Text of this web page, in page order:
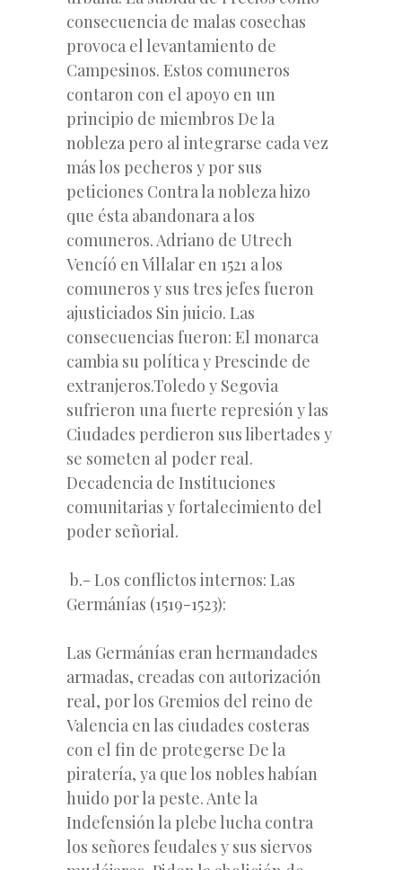
consecuencia de malas cosechas
provoca el levantamiento de
Campesinos. Estos comuneros
contaron con el apoyo en un
principio de miembros De la
nobleza pero al integrarse cada vez
más los pecheros y por sus
peticiones Contra la nobleza hizo
que ésta abandonara a los
comuneros. Adriano de Utrech
Vencíó en Villalar en 1521 a los
comuneros y sus tres jefes fueron
ajusticiados Sin juicio. Las
consecuencias fueron: El monarca
cambia su política y Prescinde de
extranjeros.Toledo y Segovia
sufrieron una fuerte represión y las
Ciudades perdieron sus libertades y
se someten al poder real.
Decadencia de Instituciones
comunitarias y fortalecimiento del
poder señorial.
b.- Los conflictos internos: Las
Germánías (1519-1523):
Las Germánías eran hermandades
armadas, creadas con autorización
real, por los Gremios del reino de
Valencia en las ciudades costeras
con el fin de protegerse De la
piratería, ya que los nobles habían
huido por la peste. Ante la
Indefensión la plebe lucha contra
los señores feudales y sus siervos